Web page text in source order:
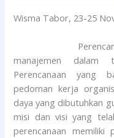
Wisma Tabor, 23-25
Perencanaan
manajemen dalam
Perencanaan yang
pedoman kerja
daya yang dibutuhkan
misi dan visi yang
perencanaan